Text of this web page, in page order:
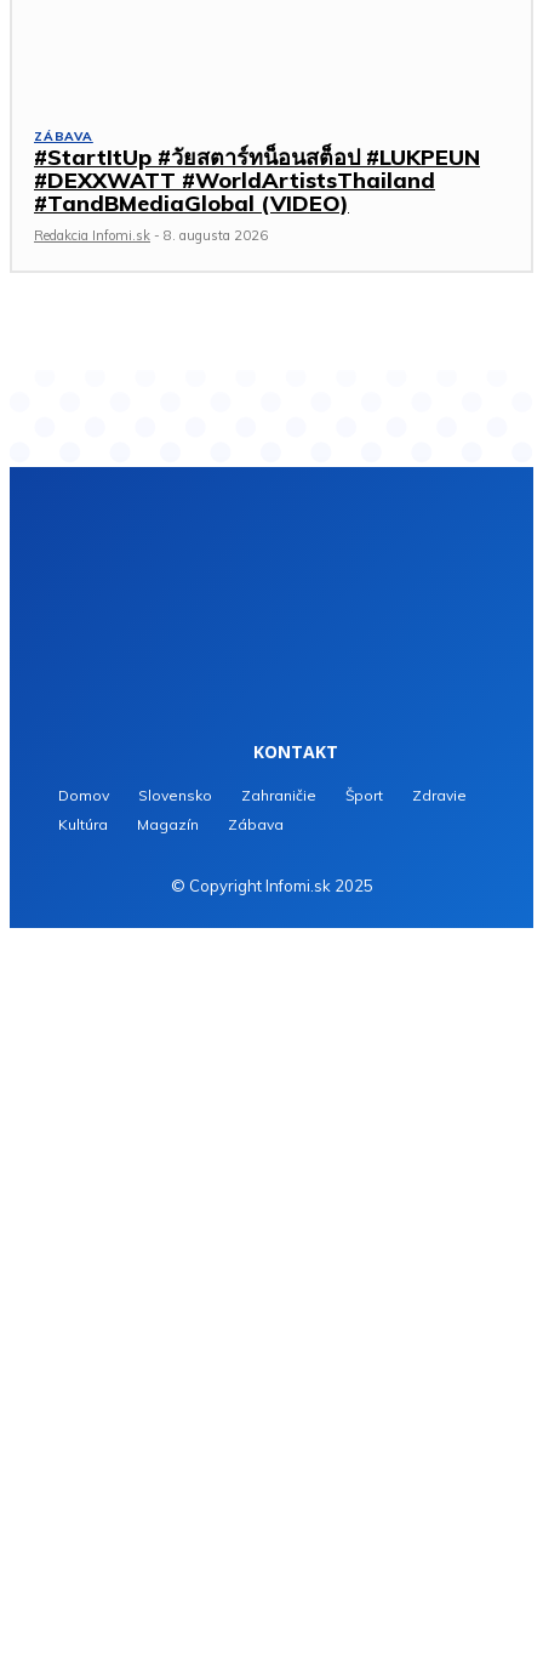
ZÁBAVA
#StartItUp #วัยสตาร์ทน็อนสต็อป #LUKPEUN
#DEXXWATT #WorldArtistsThailand
#TandBMediaGlobal (VIDEO)
Redakcia Infomi.sk - 8. augusta 2026
KONTAKT
Domov Slovensko Zahraničie Šport
Zdravie
Kultúra
Magazín Zábava
© Copyright Infomi.sk 2025